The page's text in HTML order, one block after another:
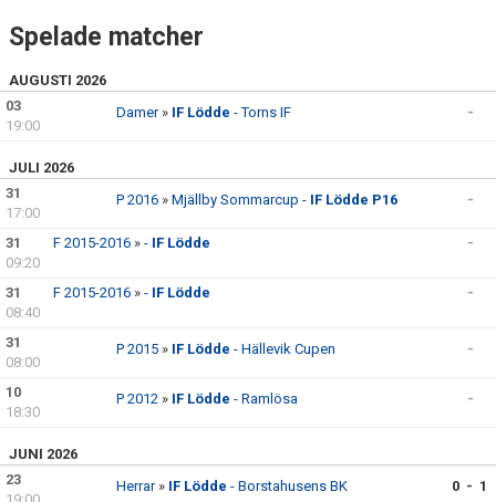
Spelade matcher
AUGUSTI 2026
03
19:00
Damer» IF Lödde - Torns IF -
JULI 2026
31
17:00
P 2016 » Mjällby Sommarcup - IF Lödde P16 -
31
09:20
F 2015-2016 » - IF Lödde -
31
08:40
F 2015-2016 » - IF Lödde -
31
08:00
P 2015 » IF Lödde - Hällevik Cupen -
10
18:30
P 2012 » IF Lödde - Ramlösa -
JUNI 2026
23
Herrar» IF Lödde - Borstahusens BK 0 - 1